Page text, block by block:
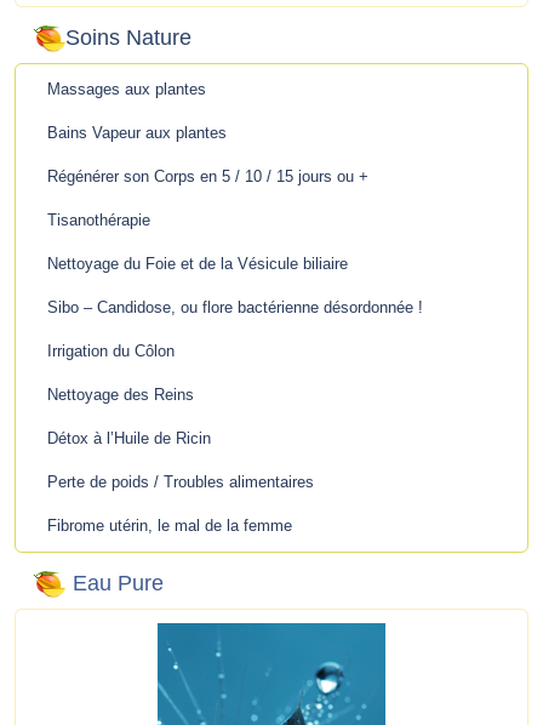
Soins Nature
Massages aux plantes
Bains Vapeur aux plantes
Régénérer son Corps en 5 / 10 / 15 jours ou +
Tisanothérapie
Nettoyage du Foie et de la Vésicule biliaire
Sibo – Candidose, ou flore bactérienne désordonnée !
Irrigation du Côlon
Nettoyage des Reins
Détox à l’Huile de Ricin
Perte de poids / Troubles alimentaires
Fibrome utérin, le mal de la femme
Eau Pure